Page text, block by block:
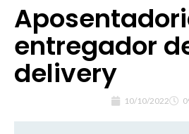
entregador
delivery
10/10/2022